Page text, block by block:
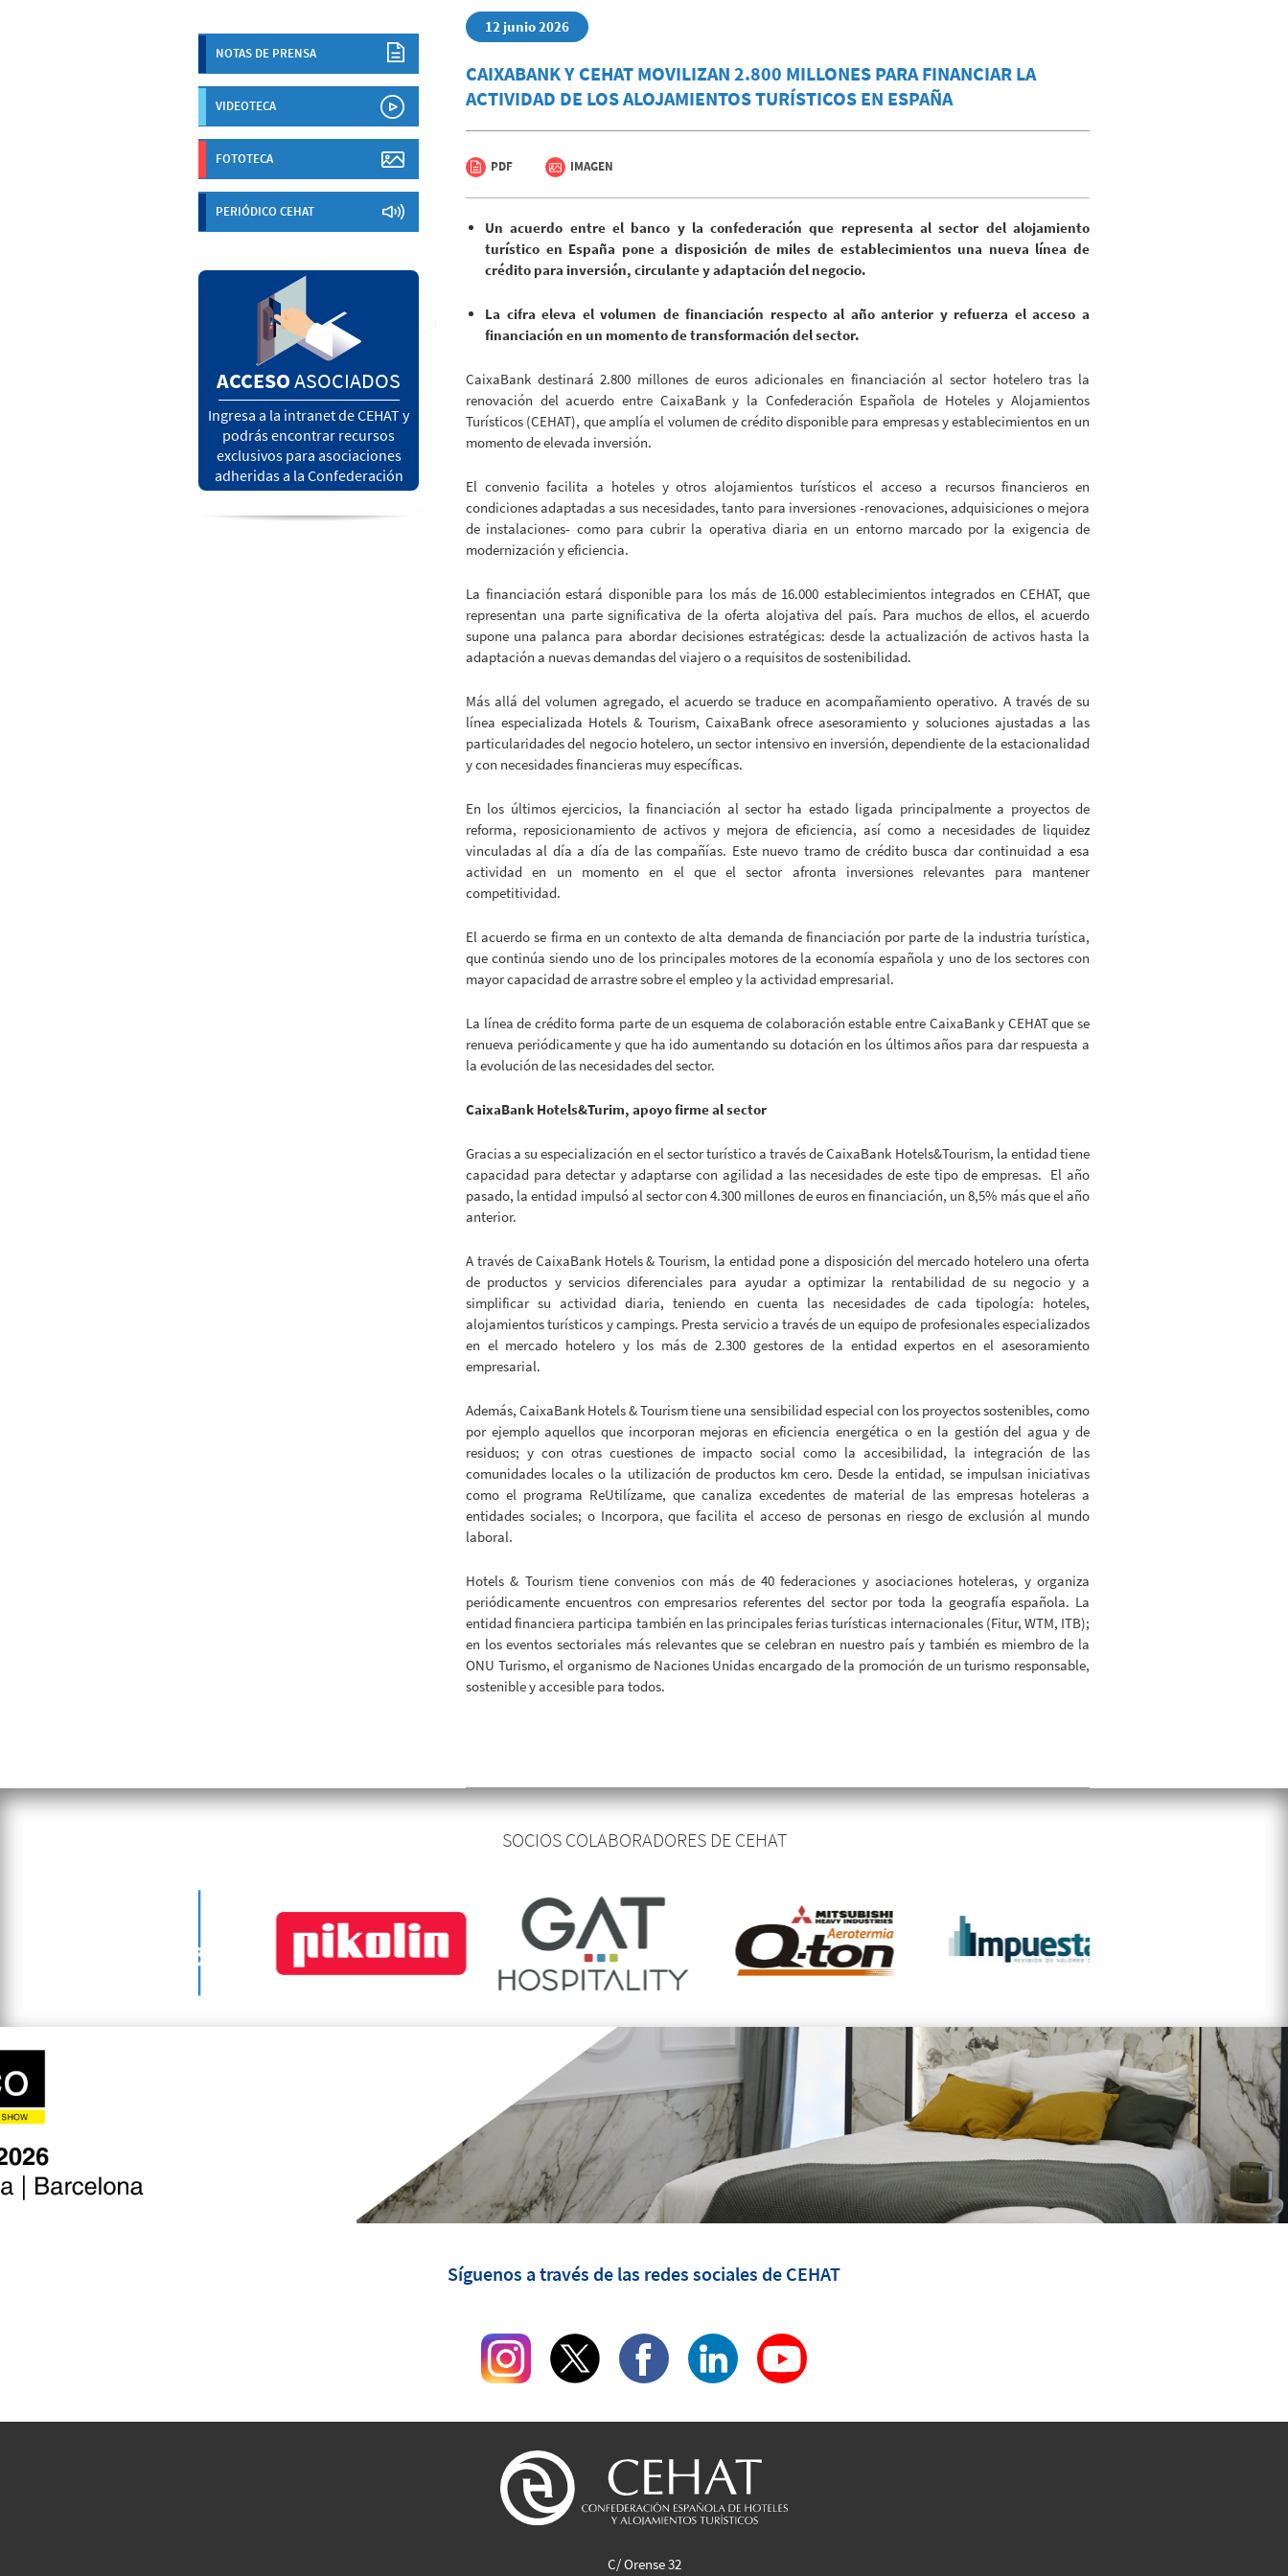
NOTAS DE PRENSA
VIDEOTECA
FOTOTECA
PERIÓDICO CEHAT
ACCESOASOCIADOS
Ingresa a la intranet de CEHAT y
podrás encontrar recursos
exclusivos para asociaciones
adheridas a la Confederación
12 junio 2026
CAIXABANK Y CEHAT MOVILIZAN 2.800 MILLONES PARA FINANCIAR LA
ACTIVIDAD DE LOS ALOJAMIENTOS TURÍSTICOS EN ESPAÑA
PDF IMAGEN
Un acuerdo entre el banco y la confederación que representa al sector del alojamiento
turístico en España pone a disposición de miles de establecimientos una nueva línea de
crédito para inversión, circulante y adaptación del negocio.
La cifra eleva el volumen de financiación respecto al año anterior y refuerza el acceso a
financiación en un momento de transformación del sector.
CaixaBank destinará 2.800 millones de euros adicionales en financiación al sector hotelero tras la
renovación del acuerdo entre CaixaBank y la Confederación Española de Hoteles y Alojamientos
Turísticos (CEHAT), que amplía el volumen de crédito disponible para empresas y establecimientos en un
momento de elevada inversión.
El convenio facilita a hoteles y otros alojamientos turísticos el acceso a recursos financieros en
condiciones adaptadas a sus necesidades, tanto para inversiones -renovaciones, adquisiciones o mejora
de instalaciones- como para cubrir la operativa diaria en un entorno marcado por la exigencia de
modernización y eficiencia.
La financiación estará disponible para los más de 16.000 establecimientos integrados en CEHAT, que
representan una parte significativa de la oferta alojativa del país. Para muchos de ellos, el acuerdo
supone una palanca para abordar decisiones estratégicas: desde la actualización de activos hasta la
adaptación a nuevas demandas del viajero o a requisitos de sostenibilidad.
Más allá del volumen agregado, el acuerdo se traduce en acompañamiento operativo. A través de su
línea especializada Hotels & Tourism, CaixaBank ofrece asesoramiento y soluciones ajustadas a las
particularidades del negocio hotelero, un sector intensivo en inversión, dependiente de la estacionalidad
y con necesidades financieras muy específicas.
En los últimos ejercicios, la financiación al sector ha estado ligada principalmente a proyectos de
reforma, reposicionamiento de activos y mejora de eficiencia, así como a necesidades de liquidez
vinculadas al día a día de las compañías. Este nuevo tramo de crédito busca dar continuidad a esa
actividad en un momento en el que el sector afronta inversiones relevantes para mantener
competitividad.
El acuerdo se firma en un contexto de alta demanda de financiación por parte de la industria turística,
que continúa siendo uno de los principales motores de la economía española y uno de los sectores con
mayor capacidad de arrastre sobre el empleo y la actividad empresarial.
La línea de crédito forma parte de un esquema de colaboración estable entre CaixaBank y CEHAT que se
renueva periódicamente y que ha ido aumentando su dotación en los últimos años para dar respuesta a
la evolución de las necesidades del sector.
CaixaBank Hotels&Turim, apoyo firme al sector
Gracias a su especialización en el sector turístico a través de CaixaBank Hotels&Tourism, la entidad tiene
capacidad para detectar y adaptarse con agilidad a las necesidades de este tipo de empresas. El año
pasado, la entidad impulsó al sector con 4.300 millones de euros en financiación, un 8,5% más que el año
anterior.
A través de CaixaBank Hotels & Tourism, la entidad pone a disposición del mercado hotelero una oferta
de productos y servicios diferenciales para ayudar a optimizar la rentabilidad de su negocio y a
simplificar su actividad diaria, teniendo en cuenta las necesidades de cada tipología: hoteles,
alojamientos turísticos y campings. Presta servicio a través de un equipo de profesionales especializados
en el mercado hotelero y los más de 2.300 gestores de la entidad expertos en el asesoramiento
empresarial.
Además, CaixaBank Hotels & Tourism tiene una sensibilidad especial con los proyectos sostenibles, como
por ejemplo aquellos que incorporan mejoras en eficiencia energética o en la gestión del agua y de
residuos; y con otras cuestiones de impacto social como la accesibilidad, la integración de las
comunidades locales o la utilización de productos km cero. Desde la entidad, se impulsan iniciativas
como el programa ReUtilízame, que canaliza excedentes de material de las empresas hoteleras a
entidades sociales; o Incorpora, que facilita el acceso de personas en riesgo de exclusión al mundo
laboral.
Hotels & Tourism tiene convenios con más de 40 federaciones y asociaciones hoteleras, y organiza
periódicamente encuentros con empresarios referentes del sector por toda la geografía española. La
entidad financiera participa también en las principales ferias turísticas internacionales (Fitur, WTM, ITB);
en los eventos sectoriales más relevantes que se celebran en nuestro país y también es miembro de la
ONU Turismo, el organismo de Naciones Unidas encargado de la promoción de un turismo responsable,
sostenible y accesible para todos.
SOCIOS COLABORADORES DE CEHAT
Síguenos a través de las redes sociales de CEHAT
C/ Orense 32